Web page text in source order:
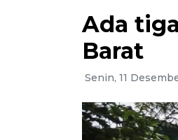
Ada
Barat
Senin, 11